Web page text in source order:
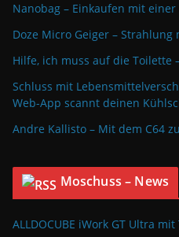
Nanobag – Einkaufen mit
Doze Micro Geiger – Strahlung
Hilfe, ich muss auf die Toilette
Schluss mit
Web-App scannt deinen
Andre Kallisto – Mit dem C64
Moschuss – News
ALLDOCUBE iWork GT Ultra